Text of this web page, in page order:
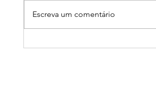
Mortalidade Infantil no século
Escreva um comentário